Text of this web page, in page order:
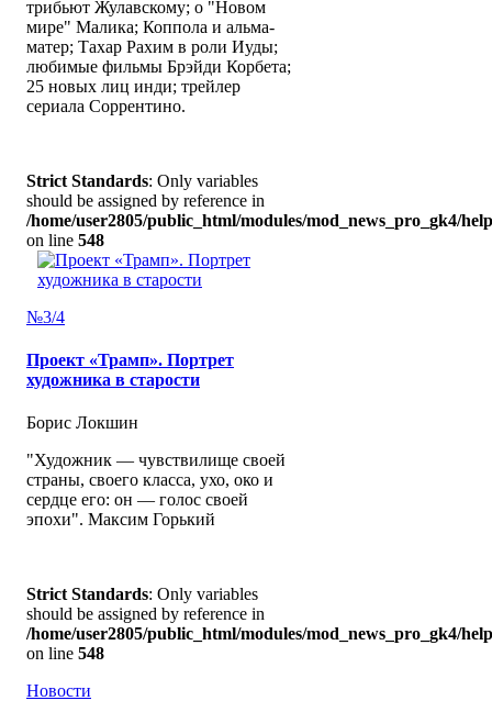
трибьют Жулавскому; о "Новом
мире" Малика; Коппола и альма-
матер; Тахар Рахим в роли Иуды;
любимые фильмы Брэйди Корбета;
25 новых лиц инди; трейлер
сериала Соррентино.
Strict Standards: Only variables
should be assigned by reference in
/home/user2805/public_html/modules/mod_news_pro_gk4/
on line 548
№3/4
Проект «Трамп». Портрет
художника в старости
Борис Локшин
"Художник — чувствилище своей
страны, своего класса, ухо, око и
сердце его: он — голос своей
эпохи". Максим Горький
Strict Standards: Only variables
should be assigned by reference in
/home/user2805/public_html/modules/mod_news_pro_gk4/
on line 548
Новости